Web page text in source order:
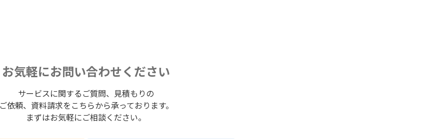
お気軽にお問い合わせください
サービスに関するご質問、見積もりの
ご依頼、資料請求をこちらから承っております。
まずはお気軽にご相談ください。